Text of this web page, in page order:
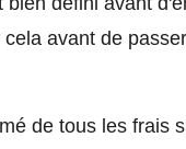
avant de
de tous les frais